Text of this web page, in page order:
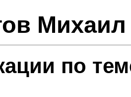
по